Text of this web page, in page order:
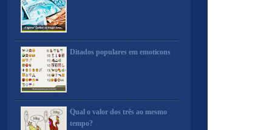
Ditados populares em emoticons
Qual o valor dos três ao mesmo
tempo?